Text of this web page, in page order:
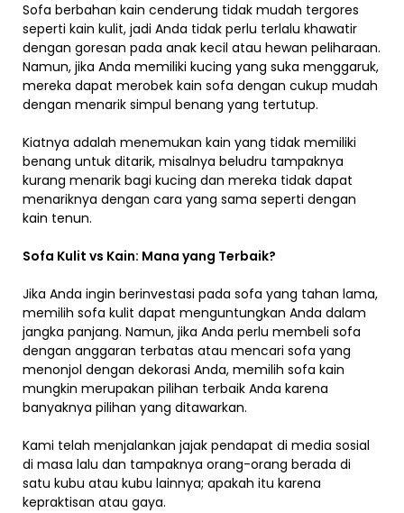
Sofa berbahan kain cenderung tidak mudah tergores
seperti kain kulit, jadi Anda tidak perlu terlalu khawatir
dengan goresan pada anak kecil atau hewan peliharaan.
Namun, jika Anda memiliki kucing yang suka menggaruk,
mereka dapat merobek kain sofa dengan cukup mudah
dengan menarik simpul benang yang tertutup.
Kiatnya adalah menemukan kain yang tidak memiliki
benang untuk ditarik, misalnya beludru tampaknya
kurang menarik bagi kucing dan mereka tidak dapat
menariknya dengan cara yang sama seperti dengan
kain tenun.
Sofa Kulit vs Kain: Mana yang Terbaik?
Jika Anda ingin berinvestasi pada sofa yang tahan lama,
memilih sofa kulit dapat menguntungkan Anda dalam
jangka panjang. Namun, jika Anda perlu membeli sofa
dengan anggaran terbatas atau mencari sofa yang
menonjol dengan dekorasi Anda, memilih sofa kain
mungkin merupakan pilihan terbaik Anda karena
banyaknya pilihan yang ditawarkan.
Kami telah menjalankan jajak pendapat di media sosial
di masa lalu dan tampaknya orang-orang berada di
satu kubu atau kubu lainnya; apakah itu karena
kepraktisan atau gaya.